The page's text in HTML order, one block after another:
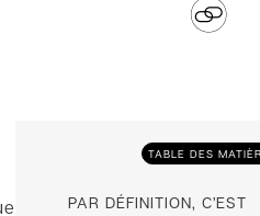
TABLE DES
PAR DÉFINITION, C’EST